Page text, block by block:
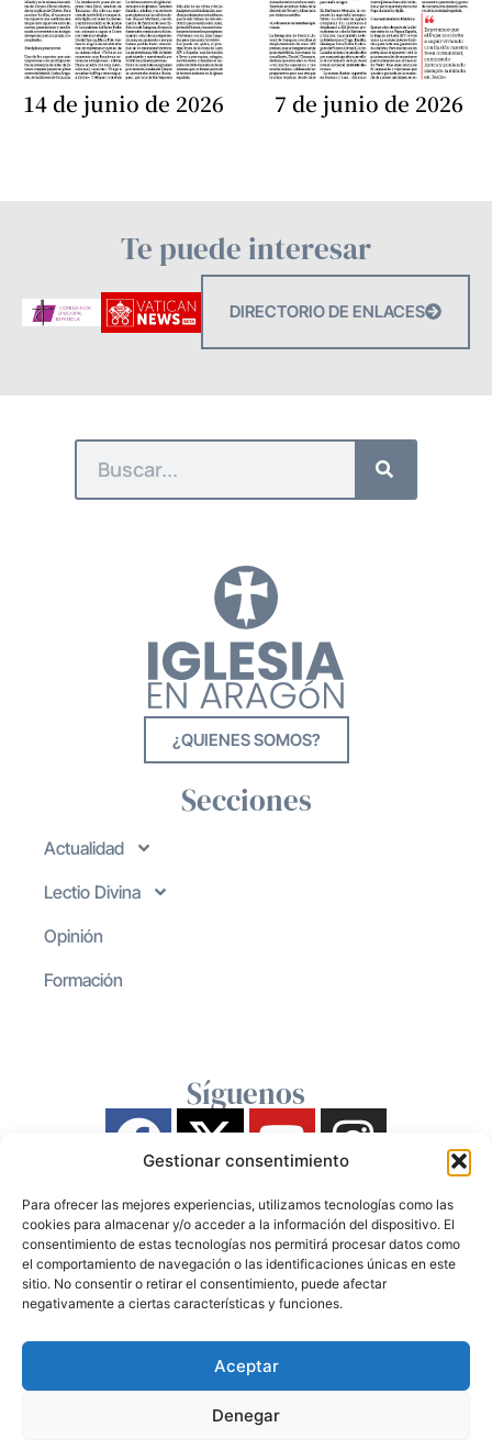
Gestionar consentimiento
Para ofrecer las mejores experiencias, utilizamos tecnologías como las
cookies para almacenar y/o acceder a la información del dispositivo. El
consentimiento de estas tecnologías nos permitirá procesar datos como
el comportamiento de navegación o las identificaciones únicas en este
sitio. No consentir o retirar el consentimiento, puede afectar
negativamente a ciertas características y funciones.
Aceptar
Denegar
14 de junio de 2026 7 de junio de 2026
Te puede interesar
DIRECTORIO DE ENLACES
¿QUIENES SOMOS?
Secciones
Actualidad
Lectio Divina
Opinión
Formación
Síguenos